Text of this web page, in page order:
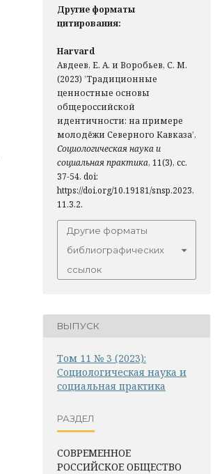
Другие форматы
цитирования:
Harvard
Авдеев, Е. А. и Воробьев, С. М.
(2023) ’Традиционные
ценностные основы
общероссийской
идентичности: на примере
молодёжи Северного Кавказа’,
Социологическая наука и
социальная практика, 11(3), сс.
37-54. doi:
https://doi.org/10.19181/snsp.2023.
11.3.2.
Другие форматы
библиографических
ссылок
ВЫПУСК
Том 11 № 3 (2023):
Социологическая наука и
социальная практика
РАЗДЕЛ
СОВРЕМЕННОЕ
РОССИЙСКОЕ ОБЩЕСТВО